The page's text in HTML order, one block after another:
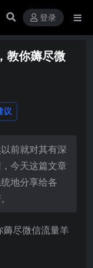
登录
教你薅尽微
议
以前就对其有深
今天这篇文章
地分享给各